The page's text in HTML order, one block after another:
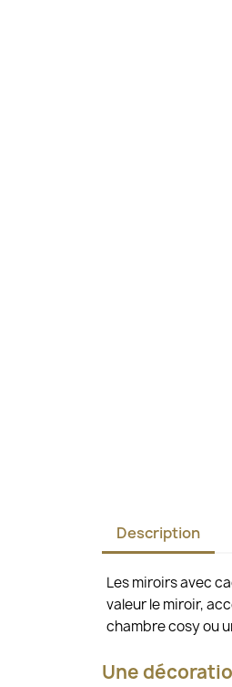
Description
Les miroirs avec
valeur le miroir,
chambre cosy ou
Une